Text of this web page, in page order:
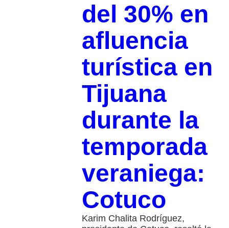
del 30% en
afluencia
turística en
Tijuana
durante la
temporada
veraniega:
Cotuco
Karim Chalita Rodríguez,